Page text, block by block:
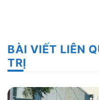
BÀI VIẾT LIÊN
TRỊ